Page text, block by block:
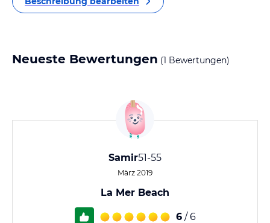
Neueste Bewertungen (1 Bewertungen)
Samir51-55
März 2019
La Mer Beach
6 / 6